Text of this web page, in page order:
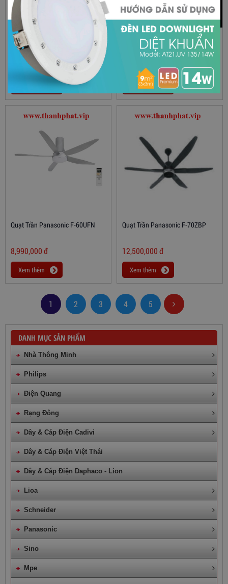
Quạt Trần Panasonic F-60XDN
5,770,000đ
Xem thêm
Quạt Trần Panasonic F-60TAN
6,740,000 đ
Xem thêm
Quạt Trần Panasonic F-60UFN
8,990,000đ
Xem thêm
Quạt Trần Panasonic F-70ZBP
12,500,000đ
Xem thêm
1 2 3 4 5
DANH MỤC SẢN PHẨM
Nhà Thông Minh
Philips
Điện Quang
Rạng Đông
Dây & Cáp Điện Cadivi
Dây & Cáp Điện Việt Thái
Dây & Cáp Điện Daphaco - Lion
Lioa
Schneider
Panasonic
Sino
Mpe